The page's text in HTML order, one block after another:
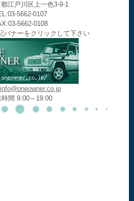
江戸川区上一色3-9-1
5662-0107
5662-0108
バナーをクリックして下さい
info@oneowner.co.jp
時間 9:00～19:00